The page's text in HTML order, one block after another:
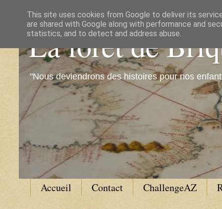
La forêt de
"Nous deviendrons des histoires pour nos
Accueil Contact ChallengeAZ
This site uses cookies from Google to deliver its
are shared with Google along with performance and
statistics, and to detect and address abuse.